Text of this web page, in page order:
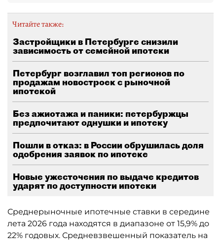
Читайте также:
Застройщики в Петербурге снизили
зависимость от семейной ипотеки
Петербург возглавил топ регионов по
продажам новостроек с рыночной
ипотекой
Без ажиотажа и паники: петербуржцы
предпочитают однушки и ипотеку
Пошли в отказ: в России обрушилась доля
одобрения заявок по ипотеке
Новые ужесточения по выдаче кредитов
ударят по доступности ипотеки
Среднерыночные ипотечные ставки в середине
лета 2026 года находятся в диапазоне от 15,9% до
22% годовых. Средневзвешенный показатель на